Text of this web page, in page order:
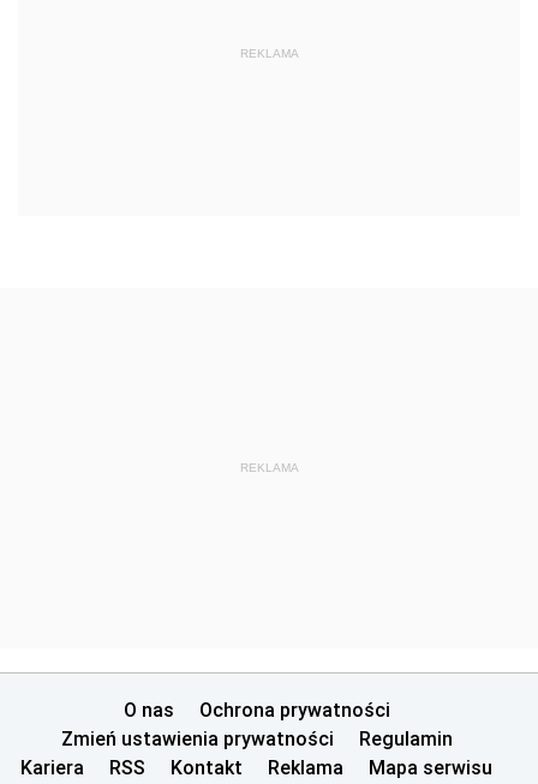
REKLAMA
REKLAMA
O nas
Ochrona prywatności
Zmień ustawienia prywatności
Regulamin
Kariera
RSS Kontakt Reklama Mapa serwisu